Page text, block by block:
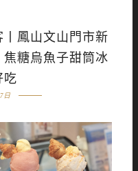
鳳山文山門市新
糖烏魚子甜筒冰
吃
日